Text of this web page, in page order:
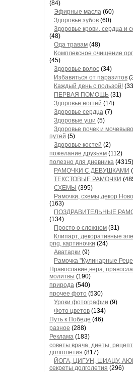
(84)
Эфирные масла (60)
Здоровье зубов (60)
Здоровье крови, сердца и
(48)
Ода травам (48)
Комплексное очищение
(45)
Здоровье волос (34)
Избавиться от паразитов
Каждый день с пользой!
ПЕРВАЯ ПОМОЩЬ (31)
Здоровье ногтей (14)
Здоровье сердца (7)
Здоровые уши (5)
Здоровье почек и
путей (5)
Здоровье костей (2)
пожелание друзьям (112)
полезно для дневника (4315)
РАМОЧКИ С ДЕВУШКАМИ
ТЕКСТОВЫЕ РАМОЧКИ
СХЕМЫ (395)
Рамочки, схемы,декор
(163)
ПОЗДРАВИТЕЛЬНЫЕ
(134)
Просто о сложном (31)
Клипарт, декоративные
png, картиночки (24)
Аватарки (9)
Рамочка "Кулинарные
Православие,вера,
молитвы (190)
природа (540)
прочее фото (530)
Уроки фотографии (9)
Фото цветов (134)
Путь к Победе (46)
разное (288)
Реклама (183)
советы врача, диеты,
долголетия (817)
ЙОГА, ЦИГУН, ШИАЦУ,
секреты долголетия (296)